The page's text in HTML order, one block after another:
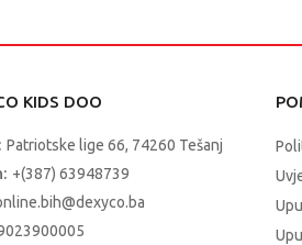
KIDS DOO
Patriotske lige 66, 74260 Tešanj
+(387) 63948739